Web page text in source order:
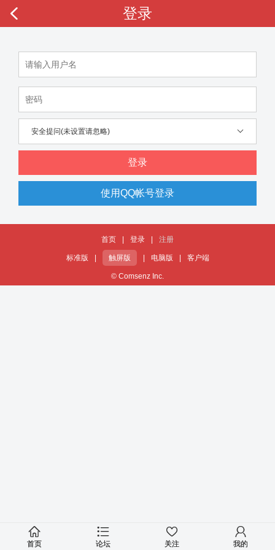
登录
安全提问(未设置请忽略)
登录
使用QQ帐号登录
首页 登录 注册
标准版 触屏版 电脑版 客户端
© Comsenz Inc.
首页 论坛 关注 我的